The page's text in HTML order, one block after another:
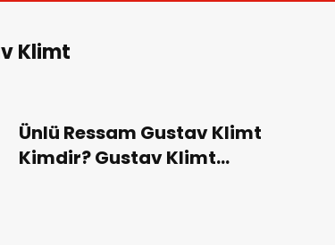
Klimt
Ünlü Ressam Gustav Klimt
Kimdir? Gustav Klimt